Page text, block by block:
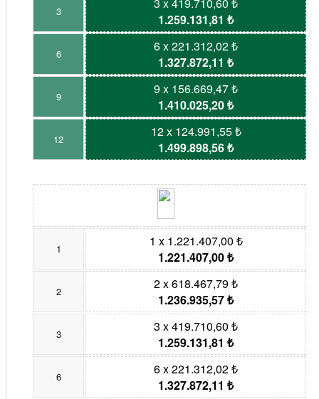
3
3 x 419.710,60 ₺
1.259.131,81 ₺
6
6 x 221.312,02 ₺
1.327.872,11 ₺
9
9 x 156.669,47 ₺
1.410.025,20 ₺
12
12 x 124.991,55 ₺
1.499.898,56 ₺
1
1 x 1.221.407,00 ₺
1.221.407,00 ₺
2
2 x 618.467,79 ₺
1.236.935,57 ₺
3
3 x 419.710,60 ₺
1.259.131,81 ₺
6
6 x 221.312,02 ₺
1.327.872,11 ₺